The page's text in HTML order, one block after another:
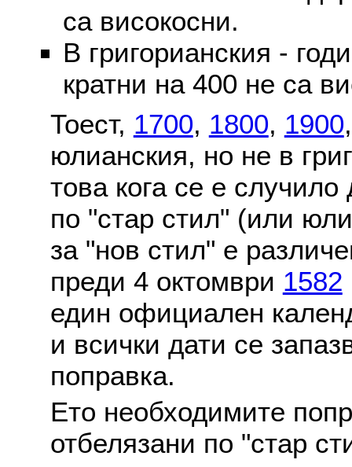
са високосни.
В григорианския -
кратни на 400 не са
Тоест, 1700, 1800, 1900
юлианския, но не в
това кога се е
по "стар стил" (или
за "нов стил" е
преди 4 октомври 1582
един официален
и всички дати се
поправка.
Ето необходимите
отбелязани по "стар